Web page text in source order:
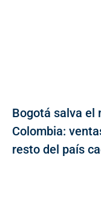
Bogotá salva el
Colombia:
resto del país